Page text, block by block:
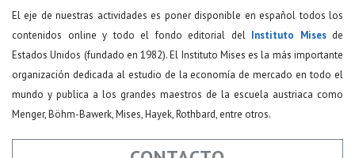
El eje de nuestras actividades es poner disponible en español todos los
contenidos online y todo el fondo editorial del Instituto Misesde
Estados Unidos (fundado en 1982). El Instituto Mises es la más importante
organización dedicada al estudio de la economía de mercado en todo el
mundo y publica a los grandes maestros de la escuela austriaca como
Menger, Böhm-Bawerk, Mises, Hayek, Rothbard, entre otros.